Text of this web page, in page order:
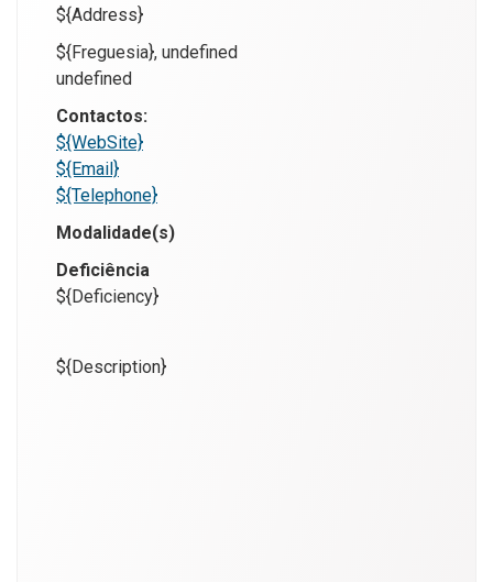
${Address}
${Freguesia}, undefined
undefined
Contactos:
${WebSite}
${Email}
${Telephone}
Modalidade(s)
Deficiência
${Deficiency}
${Description}